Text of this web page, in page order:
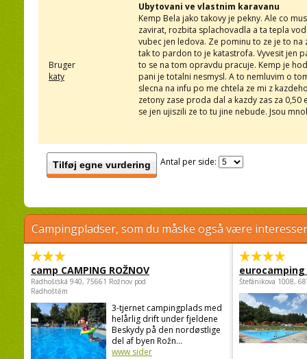
Bruger
katy
Ubytovani ve vlastnim karavanu
Kemp Bela jako takovy je pekny. Ale co
zavirat, rozbita splachovadla a ta tepla
vubec jen ledova. Ze pominu to ze je to
tak to pardon to je katastrofa. Vyvesit jen
to se na tom opravdu pracuje. Kemp je
pani je totalni nesmysl. A to nemluvim o
slecna na infu po me chtela ze mi z
zetony zase proda dal a kazdy zas za
se jen ujiszili ze to tu jine nebude. Jsou
Tilføj egne vurdering Antal per side:
Campingpladser, som du måske også være
camp CAMPING ROŽNOV
Radhošťská 940, 75661 Rožnov pod
Radhoštěm
3-tjernet campingplads med
helårlig drift under fjeldene
Beskydy på den nordøstlige
del af byen Rožn...
www sider
Štefánikova 1008,